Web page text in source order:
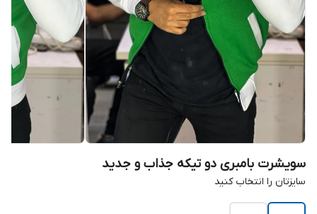
سویشرت بامبری دو تیکه جذاب و جدید
سایزتان را انتخاب کنید